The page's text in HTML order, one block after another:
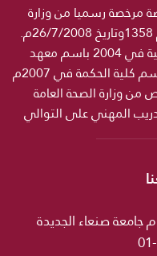
مرخصة رسميا من وزارة
التعليم العالي والبحث العلمي برقم 1358وتاريخ 26/7/2008م.
بدأ نشاط مؤسسة الحكمة التعليمية في 2004 باسم معهد
الجامعة للتخصصات الطبية ثم اضيف اسم كلية الحكمة في 2007م
من وزارة الصحة العامة
المهني على التوالي
جامعة صنعاء الجديدة